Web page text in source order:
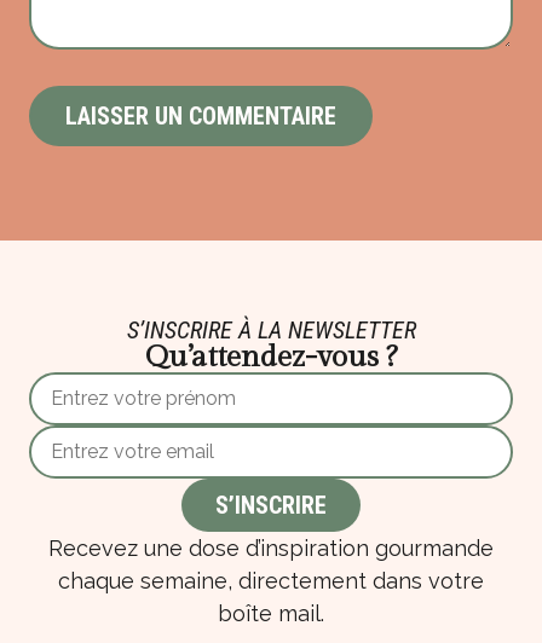
S’INSCRIRE À LA NEWSLETTER
Qu’attendez-vous ?
Recevez une dose d’inspiration gourmande
chaque semaine, directement dans votre
boîte mail.